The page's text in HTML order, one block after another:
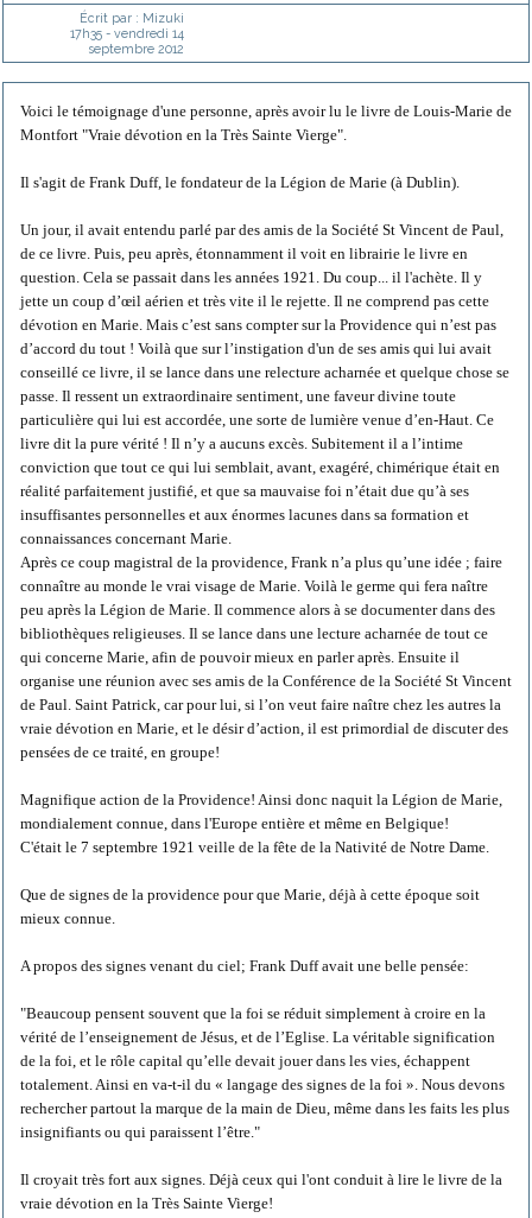
Écrit par : Mizuki
17h35- vendredi 14
septembre 2012
Voici le témoignage d'une personne, après avoir lu le livre de Louis-Marie de
Montfort "Vraie dévotion en la Très Sainte Vierge".
Il s'agit de Frank Duff, le fondateur de la Légion de Marie (à Dublin).
Un jour, il avait entendu parlé par des amis de la Société St Vincent de Paul,
de ce livre. Puis, peu après, étonnamment il voit en librairie le livre en
question. Cela se passait dans les années 1921. Du coup... il l'achète. Il y
jette un coup d’œil aérien et très vite il le rejette. Il ne comprend pas cette
dévotion en Marie. Mais c’est sans compter sur la Providence qui n’est pas
d’accord du tout ! Voilà que sur l’instigation d'un de ses amis qui lui avait
conseillé ce livre, il se lance dans une relecture acharnée et quelque chose se
passe. Il ressent un extraordinaire sentiment, une faveur divine toute
particulière qui lui est accordée, une sorte de lumière venue d’en-Haut. Ce
livre dit la pure vérité ! Il n’y a aucuns excès. Subitement il a l’intime
conviction que tout ce qui lui semblait, avant, exagéré, chimérique était en
réalité parfaitement justifié, et que sa mauvaise foi n’était due qu’à ses
insuffisantes personnelles et aux énormes lacunes dans sa formation et
connaissances concernant Marie.
Après ce coup magistral de la providence, Frank n’a plus qu’une idée ; faire
connaître au monde le vrai visage de Marie. Voilà le germe qui fera naître
peu après la Légion de Marie. Il commence alors à se documenter dans des
bibliothèques religieuses. Il se lance dans une lecture acharnée de tout ce
qui concerne Marie, afin de pouvoir mieux en parler après. Ensuite il
organise une réunion avec ses amis de la Conférence de la Société St Vincent
de Paul. Saint Patrick, car pour lui, si l’on veut faire naître chez les autres la
vraie dévotion en Marie, et le désir d’action, il est primordial de discuter des
pensées de ce traité, en groupe!
Magnifique action de la Providence! Ainsi donc naquit la Légion de Marie,
mondialement connue, dans l'Europe entière et même en Belgique!
C'était le 7 septembre 1921 veille de la fête de la Nativité de Notre Dame.
Que de signes de la providence pour que Marie, déjà à cette époque soit
mieux connue.
A propos des signes venant du ciel; Frank Duff avait une belle pensée:
"Beaucoup pensent souvent que la foi se réduit simplement à croire en la
vérité de l’enseignement de Jésus, et de l’Eglise. La véritable signification
de la foi, et le rôle capital qu’elle devait jouer dans les vies, échappent
totalement. Ainsi en va-t-il du « langage des signes de la foi ». Nous devons
rechercher partout la marque de la main de Dieu, même dans les faits les plus
insignifiants ou qui paraissent l’être."
Il croyait très fort aux signes. Déjà ceux qui l'ont conduit à lire le livre de la
vraie dévotion en la Très Sainte Vierge!